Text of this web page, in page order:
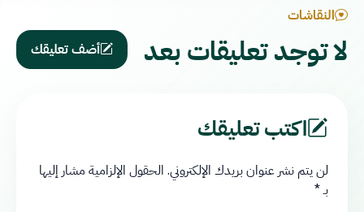
النقاشات
لا توجد تعليقات بعد أضف تعليقك
اكتب تعليقك
لن يتم نشر عنوان بريدك الإلكتروني. الحقول الإلزامية مشار إليها
بـ*